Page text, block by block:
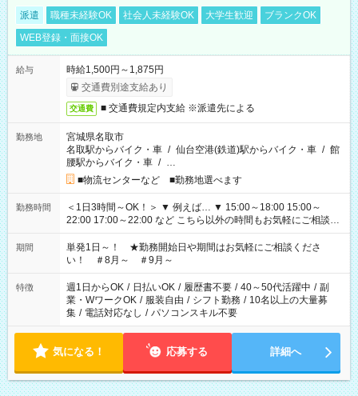
派遣 職種未経験OK 社会人未経験OK 大学生歓迎
ブランクOK
WEB登録・面接OK
給与
時給1,500円～1,875円
交通費別途支給あり
交通費 ■ 交通費規定内支給 ※派遣先による
勤務地
宮城県名取市
名取駅からバイク・車 / 仙台空港(鉄道)駅からバイク・車 / 館
腰駅からバイク・車 / …
■物流センターなど ■勤務地選べます
勤務時間
＜1日3時間～OK！＞ ▼ 例えば… ▼ 15:00～18:00 15:00～
22:00 17:00～22:00 など こちら以外の時間もお気軽にご相談く
ださい！
期間
単発1日～！ ★勤務開始日や期間はお気軽にご相談くださ
い！ ＃8月～ ＃9月～
特徴 週1日からOK / 日払いOK / 履歴書不要 / 40～50代活躍中 / 副
業・WワークOK / 服装自由 / シフト勤務 / 10名以上の大量募
集 / 電話対応なし / パソコンスキル不要
気になる！ 応募する 詳細へ